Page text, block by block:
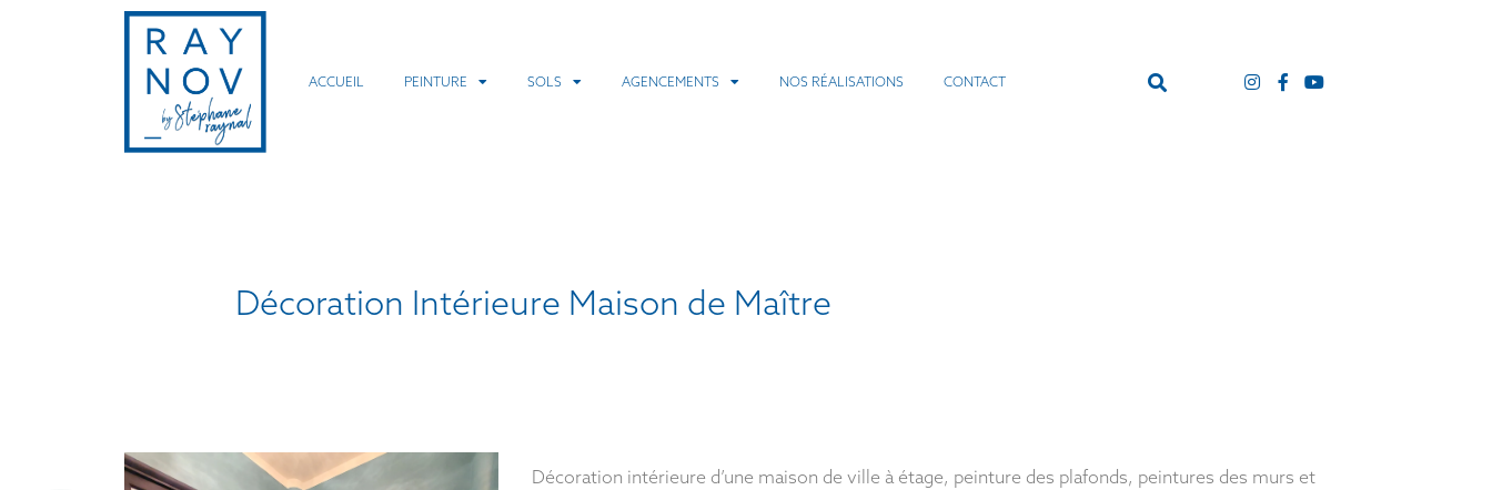
ACCUEIL PEINTURE SOLS AGENCEMENTS NOS RÉALISATIONS CONTACT
Décoration Intérieure Maison de Maître
Décoration intérieure d’une maison de ville à étage, peinture des plafonds, peintures des murs et